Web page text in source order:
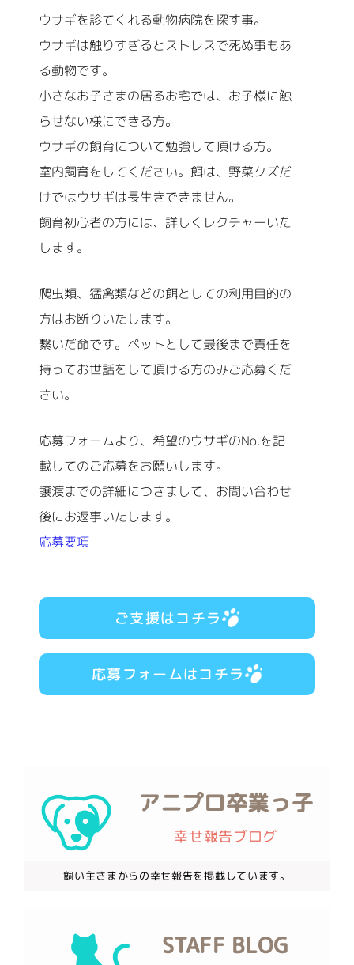
ウサギを診てくれる動物病院を探す事。
ウサギは触りすぎるとストレスで死ぬ事もあ
る動物です。
小さなお子さまの居るお宅では、お子様に触
らせない様にできる方。
ウサギの飼育について勉強して頂ける方。
室内飼育をしてください。餌は、野菜クズだ
けではウサギは長生きできません。
飼育初心者の方には、詳しくレクチャーいた
します。
爬虫類、猛禽類などの餌としての利用目的の
方はお断りいたします。
繋いだ命です。ペットとして最後まで責任を
持ってお世話をして頂ける方のみご応募くだ
さい。
応募フォームより、希望のウサギのNo.を記
載してのご応募をお願いします。
譲渡までの詳細につきまして、お問い合わせ
後にお返事いたします。
応募要項
ご支援はコチラ
応募フォームはコチラ
アニプロ卒業っ子
幸せ報告ブログ
飼い主さまからの幸せ報告を掲載しています。
STAFF BLOG